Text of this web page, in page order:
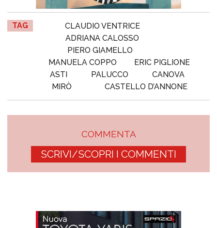
TAG
CLAUDIO VENTRICE
ADRIANA CALOSSO
PIERO GIAMELLO
MANUELA COPPO
ERIC PIGLIONE
ASTI
PALUCCO
CANOVA
MIRÒ
CASTELLO D’ANNONE
COMMENTA
SCRIVI/SCOPRI I COMMENTI